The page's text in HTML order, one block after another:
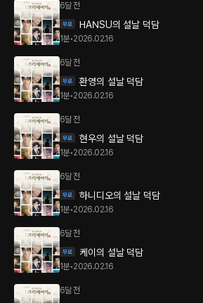
6달 전
HANSU의 설날 덕담
1분•2026.02.16
6달 전
환영의 설날 덕담
1분•2026.02.16
6달 전
현우의 설날 덕담
1분•2026.02.16
6달 전
하니디오의 설날 덕담
1분•2026.02.16
6달 전
케이의 설날 덕담
1분•2026.02.16
6달 전